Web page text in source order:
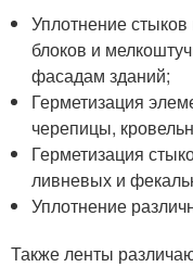
Уплотнение
блоков и
фасадам зданий;
Герметизация
черепицы,
Герметизация
ливневых и
Уплотнение
Также ленты